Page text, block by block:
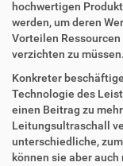
hochwertigen
werden, um deren
Vorteilen
verzichten zu müssen.
Konkreter
Technologie des
einen Beitrag zu
Leitungsultraschall
unterschiedliche,
können sie aber